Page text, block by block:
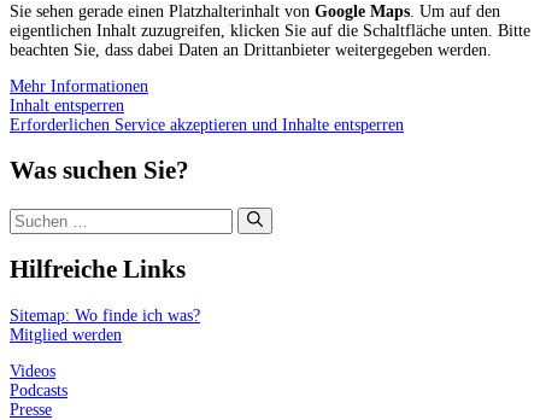
Sie sehen gerade einen Platzhalterinhalt von Google Maps . Um auf den
eigentlichen Inhalt zuzugreifen, klicken Sie auf die Schaltfläche unten. Bitte
beachten Sie, dass dabei Daten an Drittanbieter weitergegeben werden.
Mehr Informationen
Inhalt entsperren
Erforderlichen Service akzeptieren und Inhalte entsperren
Was suchen Sie?
Suchen
nach:
Hilfreiche Links
Sitemap: Wo finde ich was?
Mitglied werden
Videos
Podcasts
Presse